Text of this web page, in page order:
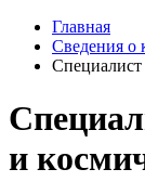
Главная
Сведения о
Специалист
и